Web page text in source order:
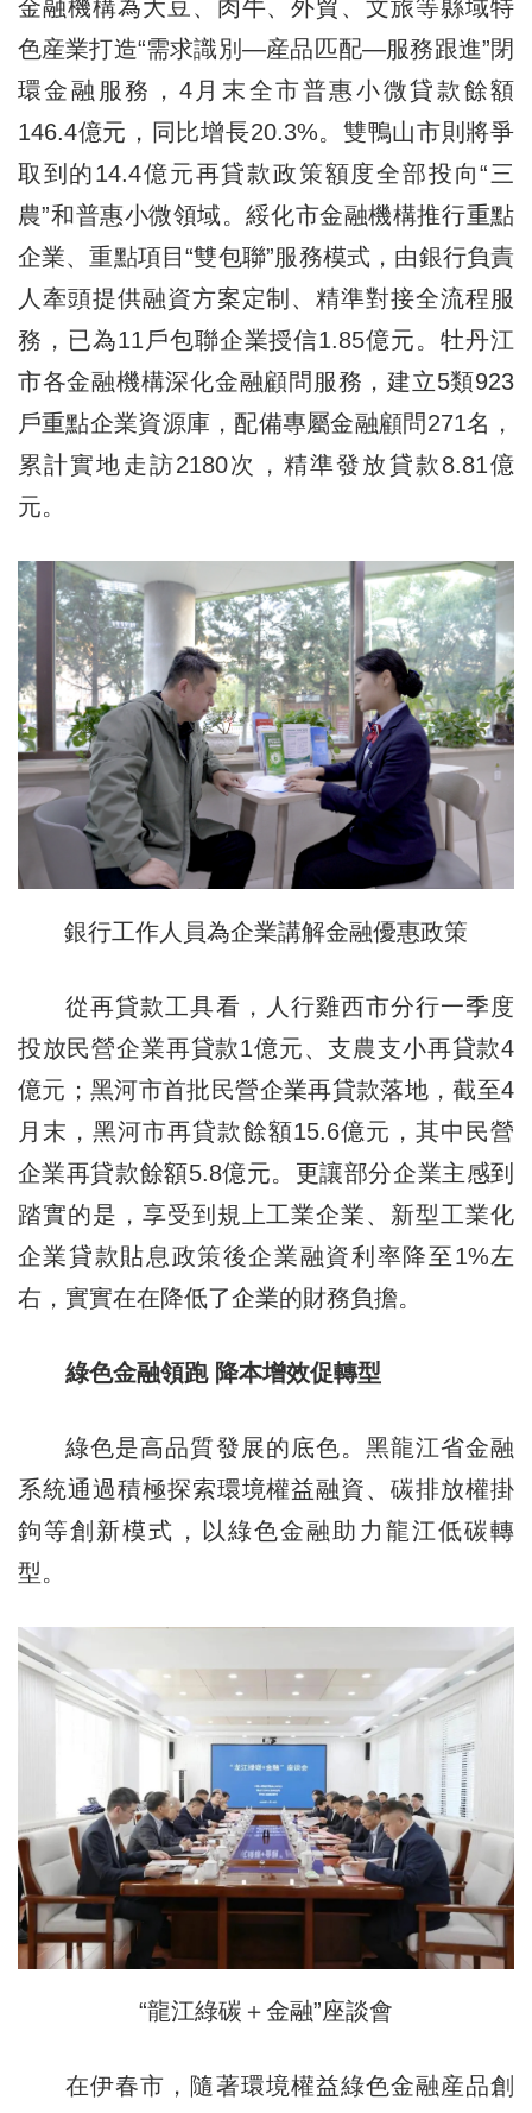
金融機構為大豆、肉牛、外貿、文旅等縣域特
色産業打造“需求識別—産品匹配—服務跟進”閉
環金融服務，4月末全市普惠小微貸款餘額
146.4億元，同比增長20.3%。雙鴨山市則將爭
取到的14.4億元再貸款政策額度全部投向“三
農”和普惠小微領域。綏化市金融機構推行重點
企業、重點項目“雙包聯”服務模式，由銀行負責
人牽頭提供融資方案定制、精準對接全流程服
務，已為11戶包聯企業授信1.85億元。牡丹江
市各金融機構深化金融顧問服務，建立5類923
戶重點企業資源庫，配備專屬金融顧問271名，
累計實地走訪2180次，精準發放貸款8.81億
元。
銀行工作人員為企業講解金融優惠政策
從再貸款工具看，人行雞西市分行一季度
投放民營企業再貸款1億元、支農支小再貸款4
億元；黑河市首批民營企業再貸款落地，截至4
月末，黑河市再貸款餘額15.6億元，其中民營
企業再貸款餘額5.8億元。更讓部分企業主感到
踏實的是，享受到規上工業企業、新型工業化
企業貸款貼息政策後企業融資利率降至1%左
右，實實在在降低了企業的財務負擔。
綠色金融領跑 降本增效促轉型
綠色是高品質發展的底色。黑龍江省金融
系統通過積極探索環境權益融資、碳排放權掛
鉤等創新模式，以綠色金融助力龍江低碳轉
型。
“龍江綠碳＋金融”座談會
在伊春市，隨著環境權益綠色金融産品創